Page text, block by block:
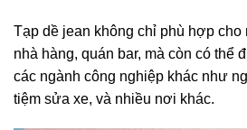
Tạp dề jean không chỉ phù hợp
nhà hàng, quán bar, mà còn có thể
các ngành công nghiệp khác như
tiệm sửa xe, và nhiều nơi khác.